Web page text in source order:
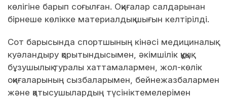
көлігіне барып соғылған. Оқиғалар салдарынан
бірнеше көлікке материалдық шығын келтірілді.
Сот барысында спортшының кінәсі медициналық
куәландыру қорытындысымен, әкімшілік құқық
бұзушылық туралы хаттамалармен, жол-көлік
оқиғаларының сызбаларымен, бейнежазбалармен
және қатысушылардың түсініктемелерімен